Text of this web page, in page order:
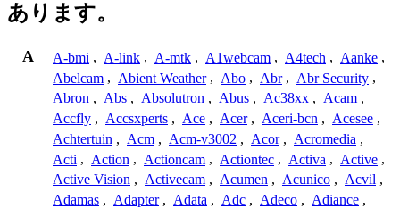
あります。
A A-bmi , A-link , A-mtk , A1webcam , A4tech , Aanke ,
Abelcam , Abient Weather , Abo , Abr , Abr Security ,
Abron , Abs , Absolutron , Abus , Ac38xx , Acam ,
Accfly , Accsxperts , Ace , Acer , Aceri-bcn , Acesee ,
Achtertuin , Acm , Acm-v3002 , Acor , Acromedia ,
Acti , Action , Actioncam , Actiontec , Activa , Active ,
Active Vision , Activecam , Acumen , Acunico , Acvil ,
Adamas , Adapter , Adata , Adc , Adeco , Adiance ,